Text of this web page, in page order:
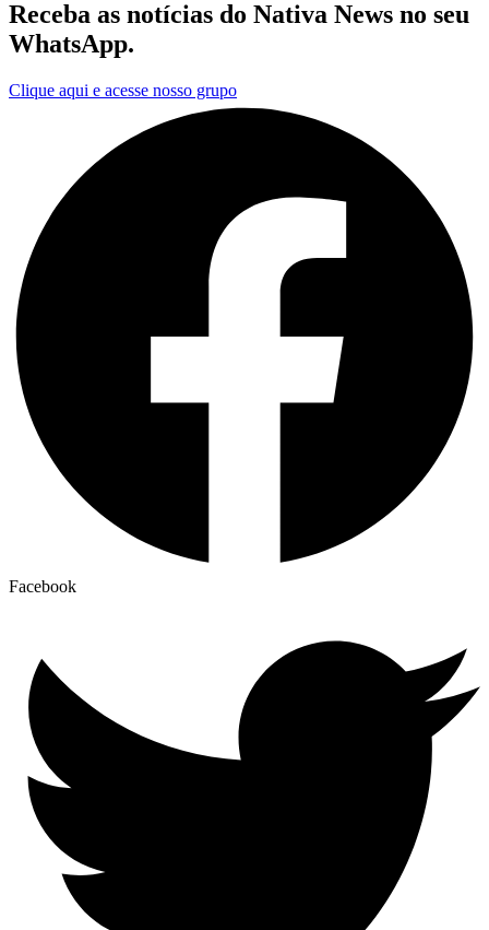
Receba as notícias do Nativa News no seu
WhatsApp.
Clique aqui e acesse nosso grupo
Facebook